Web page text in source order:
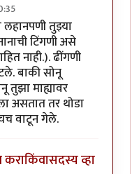
लहानपणी तुझ्या
टिंगणी असे
नाही.). ढींगणी
बाकी सोनू
तुझा माह्यावर
असतात तर थोडा
वाटून गेले.
कराकिंवासदस्य व्हा